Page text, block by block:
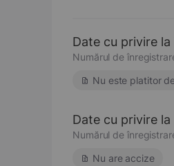
Date cu privire la
Numărul de
Nu este platitor
Date cu privire
Numărul de
Nu are accize